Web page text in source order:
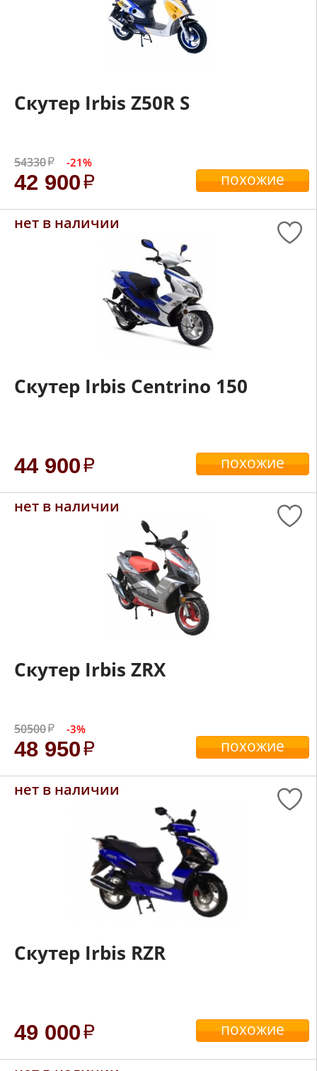
Скутер Irbis Z50R S
54330 -21%
42 900 похожие
нет в наличии
Скутер Irbis Centrino 150
44 900 похожие
нет в наличии
Скутер Irbis ZRX
50500 -3%
48 950 похожие
нет в наличии
Скутер Irbis RZR
49 000 похожие